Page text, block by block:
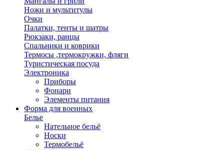
Ножи и мультитулы
Очки
Палатки, тенты и шатры
Рюкзаки, ранцы
Спальники и коврики
Термосы ,термокружки, фляги
Туристическая посуда
Электроника
Приборы
Фонари
Элементы питания
Форма для военных
Белье
Нательное бельё
Носки
Термобельё